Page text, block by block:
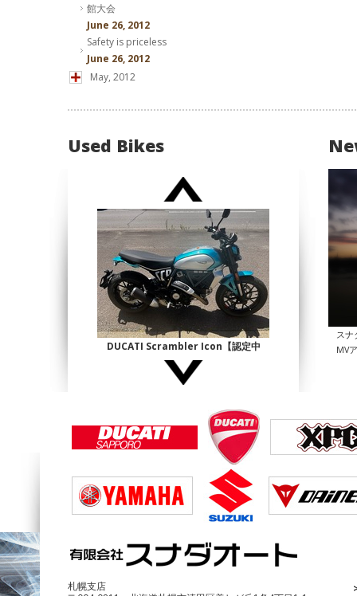
館大会
June 26, 2012
Safety is priceless
June 26, 2012
May, 2012
Used Bikes
DUCATI Scrambler Icon【認定中
古】
¥1,140,000
¥690,000
スナ
MV
札幌支店